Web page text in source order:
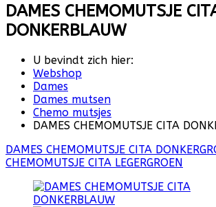
DAMES CHEMOMUTSJE
DONKERBLAUW
U bevindt zich hier:
Webshop
Dames
Dames mutsen
Chemo mutsjes
DAMES CHEMOMUTSJE CITA
DAMES CHEMOMUTSJE CITA
CHEMOMUTSJE CITA LEGERGROEN